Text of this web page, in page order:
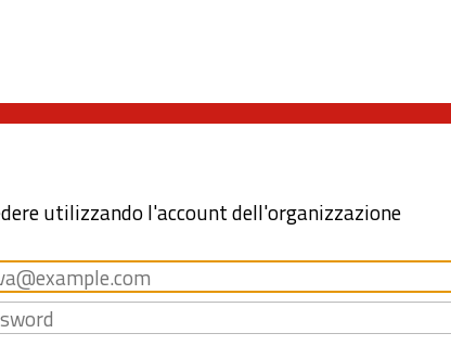
utilizzando l'account dell'organizzazione